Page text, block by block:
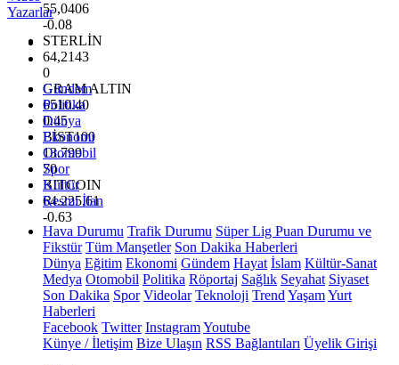
55,0406
-0.08
STERLİN
64,2143
0
GRAM ALTIN
6510.40
0.45
BİST100
13.799
70
BITCOIN
64.225,61
-0.63
Yazarlar
Gündem
Politika
Dünya
Ekonomi
Otomobil
Spor
Kültür
Resmi İlan
Hava Durumu Trafik Durumu Süper Lig Puan Durumu ve
Fikstür Tüm Manşetler Son Dakika Haberleri
Dünya Eğitim Ekonomi Gündem Hayat İslam Kültür-Sanat
Medya Otomobil Politika Röportaj Sağlık Seyahat Siyaset
Son Dakika Spor Videolar Teknoloji Trend YaşamYurt
Haberleri
Facebook Twitter InstagramYoutube
Künye / İletişim Bize Ulaşın RSS Bağlantıları Üyelik Girişi